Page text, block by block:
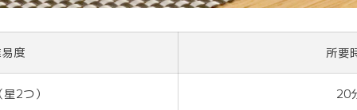
度 所要
2つ） 20